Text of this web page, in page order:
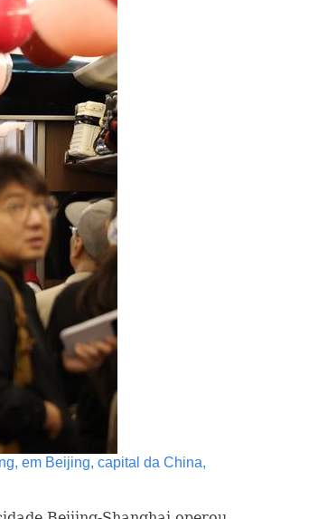
em Beijing, capital da China,